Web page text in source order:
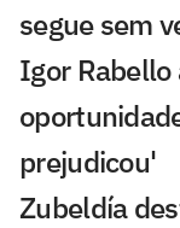
segue sem
Igor
prejudicou'
Zubeldía